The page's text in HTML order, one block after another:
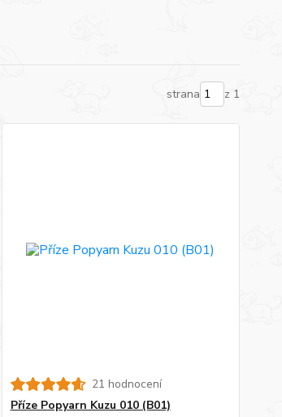
strana z 1
21 hodnocení
Příze Popyarn Kuzu 010 (B01)